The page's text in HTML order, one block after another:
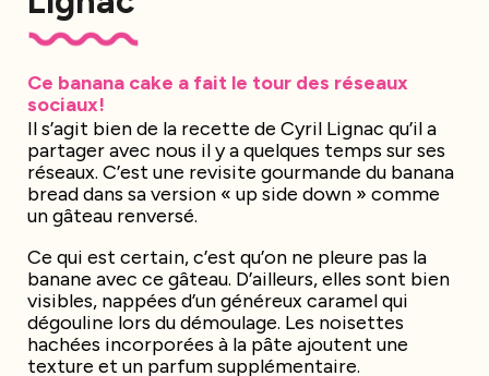
Ce banana cake a fait le tour des réseaux
sociaux!
Il s’agit bien de la recette de Cyril Lignac qu’il a
partager avec nous il y a quelques temps sur ses
réseaux. C’est une revisite gourmande du banana
bread dans sa version « up side down » comme
un gâteau renversé.
Ce qui est certain, c’est qu’on ne pleure pas la
banane avec ce gâteau. D’ailleurs, elles sont bien
visibles, nappées d’un généreux caramel qui
dégouline lors du démoulage. Les noisettes
hachées incorporées à la pâte ajoutent une
texture et un parfum supplémentaire.